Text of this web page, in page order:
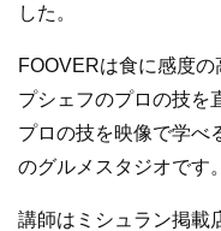
した。
FOOVERは食に感度
プシェフのプロの技を
プロの技を映像で学べ
のグルメスタジオです。
講師はミシュラン掲載